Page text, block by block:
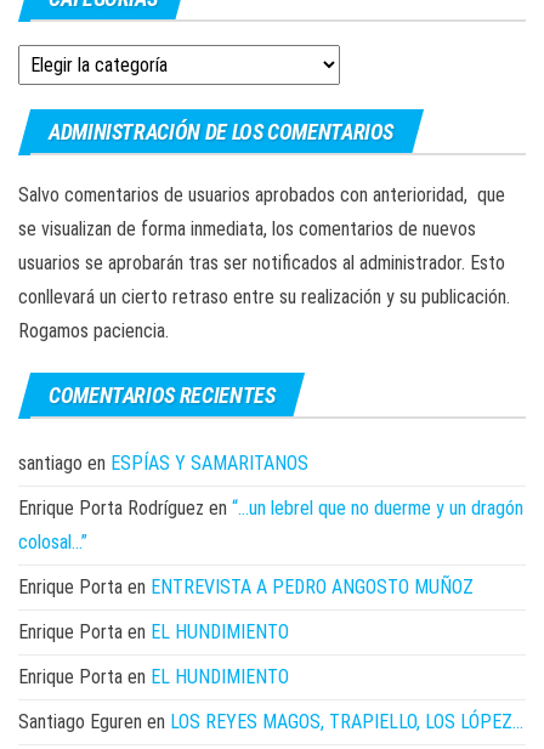
Categorías
ADMINISTRACIÓN DE LOS COMENTARIOS
Salvo comentarios de usuarios aprobados con anterioridad, que
se visualizan de forma inmediata, los comentarios de nuevos
usuarios se aprobarán tras ser notificados al administrador. Esto
conllevará un cierto retraso entre su realización y su publicación.
Rogamos paciencia.
COMENTARIOS RECIENTES
santiago en ESPÍAS Y SAMARITANOS
Enrique Porta Rodríguez en “…un lebrel que no duerme y un dragón
colosal…”
Enrique Porta en ENTREVISTA A PEDRO ANGOSTO MUÑOZ
Enrique Porta en EL HUNDIMIENTO
Enrique Porta en EL HUNDIMIENTO
Santiago Eguren en LOS REYES MAGOS, TRAPIELLO, LOS LÓPEZ…